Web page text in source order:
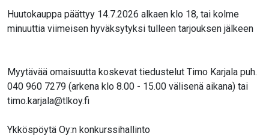
Huutokauppa päättyy 14.7.2026 alkaen klo 18, tai kolme
minuuttia viimeisen hyväksytyksi tulleen tarjouksen jälkeen
Myytävää omaisuutta koskevat tiedustelut Timo Karjala puh.
040 960 7279 (arkena klo 8.00 - 15.00 välisenä aikana) tai
timo.karjala@tlkoy.fi
Ykköspöytä Oy:n konkurssihallinto